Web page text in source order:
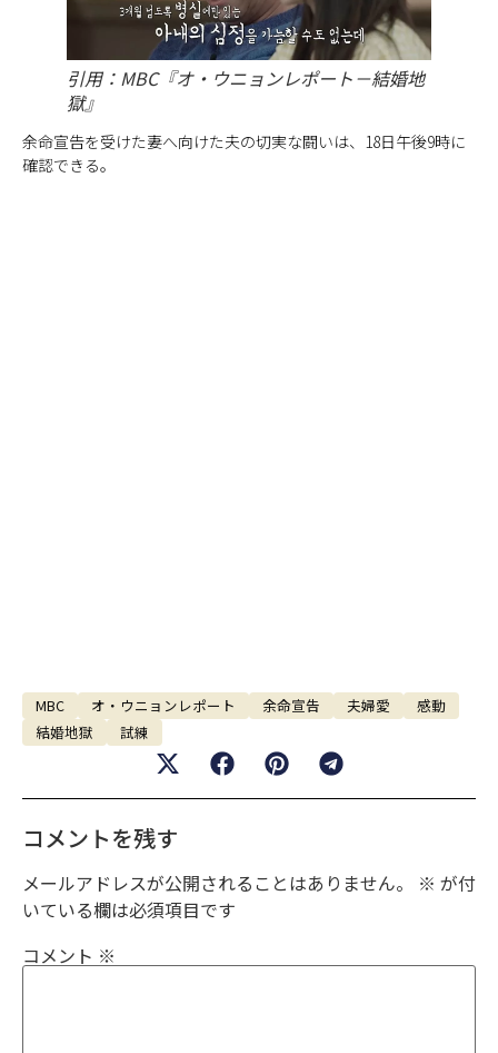
引用：MBC『オ・ウニョンレポート－結婚地
獄』
余命宣告を受けた妻へ向けた夫の切実な闘いは、18日午後9時に
確認できる。
MBC オ・ウニョンレポート 余命宣告 夫婦愛
感動
結婚地獄
試練
コメントを残す
メールアドレスが公開されることはありません。 ※ が付
いている欄は必須項目です
コメント ※